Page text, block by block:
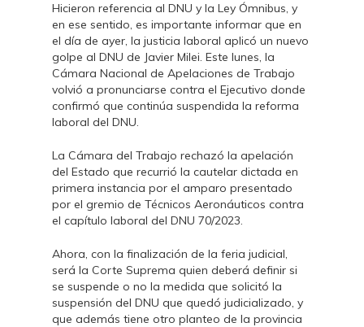
Hicieron referencia al DNU y la Ley Ómnibus, y
en ese sentido, es importante informar que en
el día de ayer, la justicia laboral aplicó un nuevo
golpe al DNU de Javier Milei. Este lunes, la
Cámara Nacional de Apelaciones de Trabajo
volvió a pronunciarse contra el Ejecutivo donde
confirmó que continúa suspendida la reforma
laboral del DNU.
La Cámara del Trabajo rechazó la apelación
del Estado que recurrió la cautelar dictada en
primera instancia por el amparo presentado
por el gremio de Técnicos Aeronáuticos contra
el capítulo laboral del DNU 70/2023.
Ahora, con la finalización de la feria judicial,
será la Corte Suprema quien deberá definir si
se suspende o no la medida que solicitó la
suspensión del DNU que quedó judicializado, y
que además tiene otro planteo de la provincia